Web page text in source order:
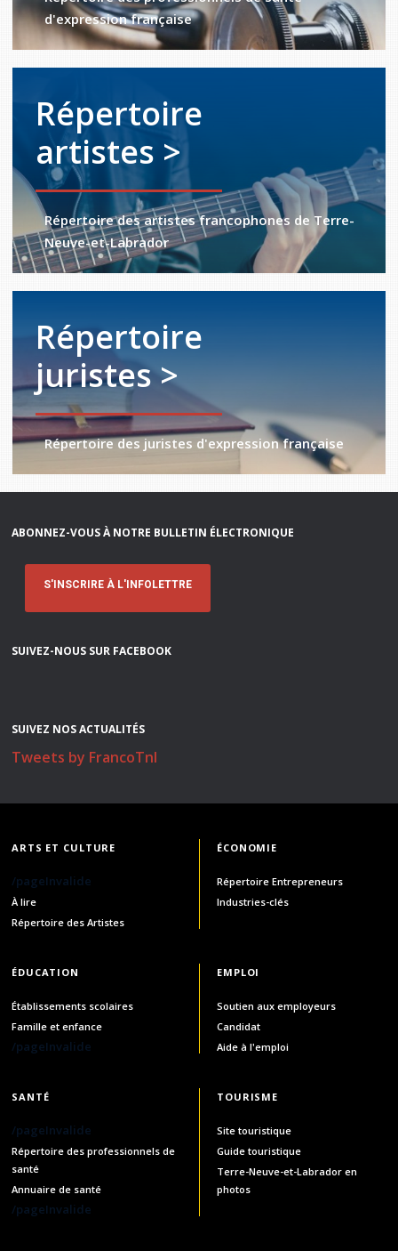
d'expression française
Répertoire
artistes >
Répertoire des artistes francophones de Terre-
Neuve-et-Labrador
Répertoire
juristes >
Répertoire des juristes d'expression française
ABONNEZ-VOUS À NOTRE BULLETIN ÉLECTRONIQUE
S'INSCRIRE À L'INFOLETTRE
SUIVEZ-NOUS SUR FACEBOOK
SUIVEZ NOS ACTUALITÉS
Tweets by FrancoTnl
ARTS ET CULTURE
/pageInvalide
À lire
Répertoire des Artistes
ÉCONOMIE
Répertoire Entrepreneurs
Industries-clés
ÉDUCATION
Établissements scolaires
Famille et enfance
/pageInvalide
EMPLOI
Soutien aux employeurs
Candidat
Aide à l'emploi
SANTÉ
/pageInvalide
Répertoire des professionnels de
santé
Annuaire de santé
/pageInvalide
TOURISME
Site touristique
Guide touristique
Terre-Neuve-et-Labrador en
photos